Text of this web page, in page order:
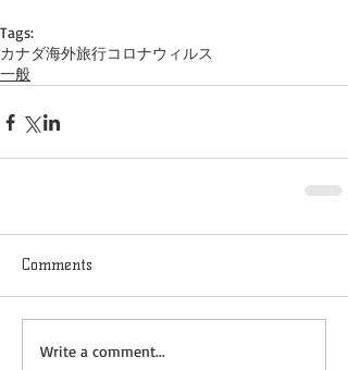
Tags:
カナダ海外旅行コロナウィルス
一般
Comments
Write a comment...